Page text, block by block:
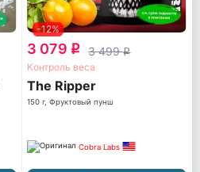
-12%
3 079 q 3 499q
Контроль веса
The Ripper
150 г, Фруктовый пунш
Cobra Labs